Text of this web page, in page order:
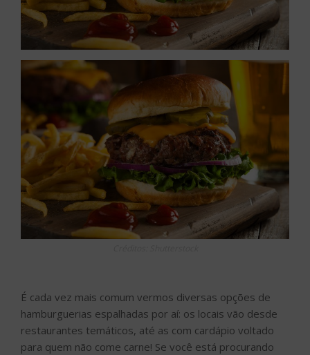
É cada vez mais comum vermos diversas opções de
hamburguerias espalhadas por aí: os locais vão desde
restaurantes temáticos, até as com cardápio voltado
para quem não come carne! Se você está procurando